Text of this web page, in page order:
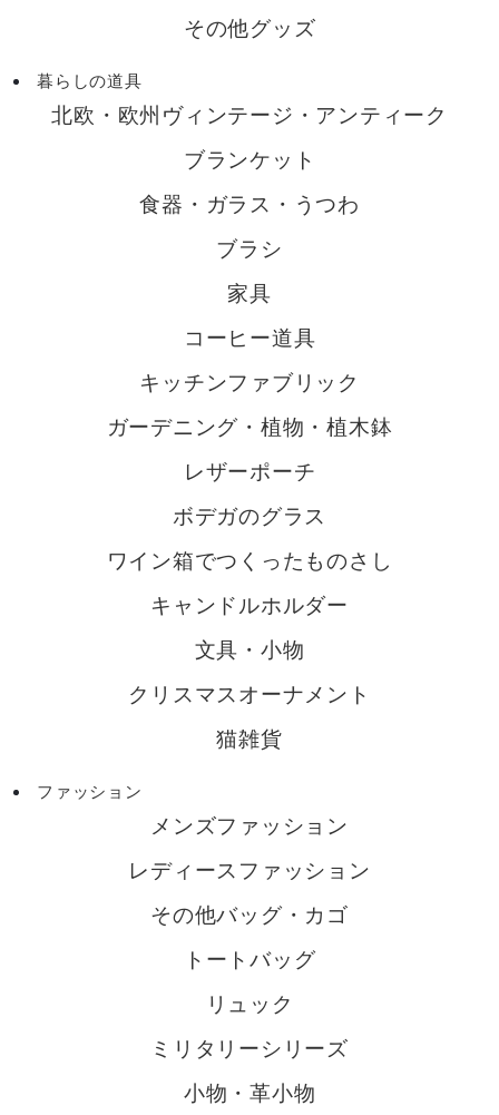
その他グッズ
暮らしの道具
北欧・欧州ヴィンテージ・アンティーク
ブランケット
食器・ガラス・うつわ
ブラシ
家具
コーヒー道具
キッチンファブリック
ガーデニング・植物・植木鉢
レザーポーチ
ボデガのグラス
ワイン箱でつくったものさし
キャンドルホルダー
文具・小物
クリスマスオーナメント
猫雑貨
ファッション
メンズファッション
レディースファッション
その他バッグ・カゴ
トートバッグ
リュック
ミリタリーシリーズ
小物・革小物